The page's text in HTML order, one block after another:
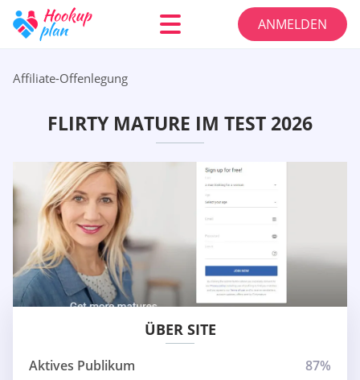
ANMELDEN
Affiliate-Offenlegung
FLIRTY MATURE IM TEST 2026
ÜBER SITE
Aktives Publikum
87%